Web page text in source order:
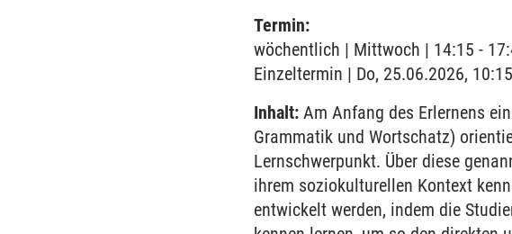
Termin:
wöchentlich | Mittwoch | 14:15 -
Einzeltermin | Do, 25.06.2026,
Inhalt: Am Anfang des Erlernens
Grammatik und Wortschatz)
Lernschwerpunkt. Über diese
ihrem soziokulturellen Kontext
entwickelt werden, indem die